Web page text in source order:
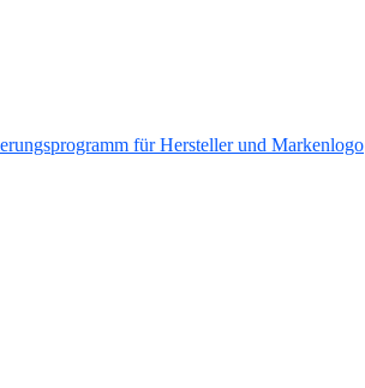
für Hersteller und Markenlogo